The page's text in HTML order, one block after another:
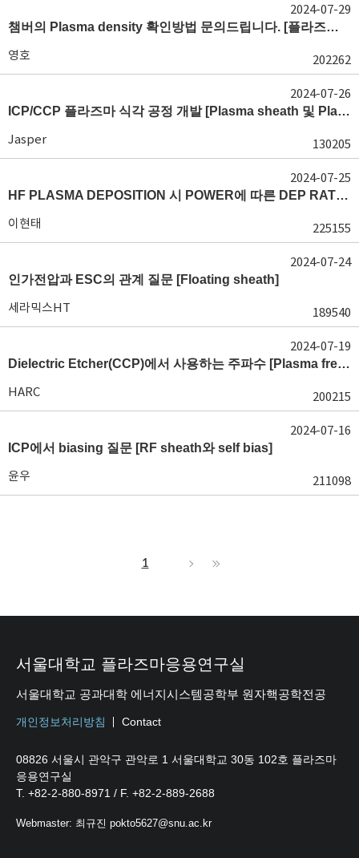
챔버의 Plasma density 확인방법 문의드립니다. [플라즈마 모니터링, OES, LP]
영호 202262
2024-07-29
ICP/CCP 플라즈마 식각 공정 개발 [Plasma sheath 및 Plasma generation]
Jasper 130205
2024-07-26
HF PLASMA DEPOSITION 시 POWER에 따른 DEP RATE 변화 [장비 플라즈마, Rate constant]
이현태 225155
2024-07-25
인가전압과 ESC의 관계 질문 [Floating sheath]
세라믹스HT 189540
2024-07-24
Dielectric Etcher(CCP)에서 사용하는 주파수 [Plasma frequency 및 RF sheath]
HARC 200215
2024-07-19
ICP에서 biasing 질문 [RF sheath와 self bias]
윤우 211098
2024-07-16
1
서울대학교 플라즈마응용연구실
서울대학교 공과대학 에너지시스템공학부 원자핵공학전공
개인정보처리방침 Contact
08826 서울시 관악구 관악로 1 서울대학교 30동 102호 플라즈마
응용연구실
T. +82-2-880-8971 / F. +82-2-889-2688
Webmaster: 최규진 pokto5627@snu.ac.kr